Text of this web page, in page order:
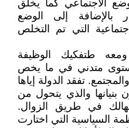
الاجتماعي كما يخلق
بالإضافة إلى الوضع
التي تم التخلص
طتفكيك الوظيفة
مستوى متدني في ما يخص
تفقد الدولة إياها
بنيانها والذي يتحول من
في طريق الزوال.
السياسية التي اختارت